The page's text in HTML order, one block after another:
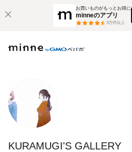
お買いものがもっとお得に
minneのアプリ
3万件以上
KURAMUGI'S GALLERY